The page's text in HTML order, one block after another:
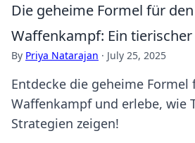
Die geheime Formel für
Waffenkampf: Ein tierischer
By Priya Natarajan · July 25, 2025
Entdecke die geheime
Waffenkampf und erlebe, wie
Strategien zeigen!